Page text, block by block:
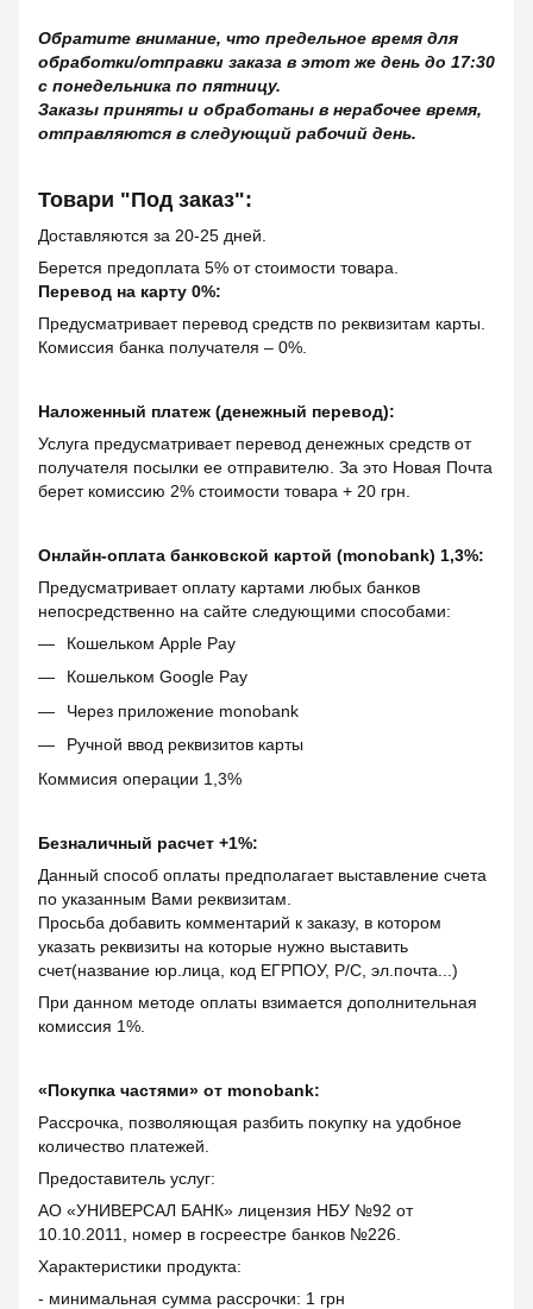
Обратите внимание, что предельное время для
обработки/отправки заказа в этот же день до 17:30
с понедельника по пятницу.
Заказы приняты и обработаны в нерабочее время,
отправляются в следующий рабочий день.
Товари "Под заказ":
Доставляются за 20-25 дней.
Берется предоплата 5% от стоимости товара.
Перевод на карту 0%:
Предусматривает перевод средств по реквизитам карты.
Комиссия банка получателя – 0%.
Наложенный платеж (денежный перевод):
Услуга предусматривает перевод денежных средств от
получателя посылки ее отправителю. За это Новая Почта
берет комиссию 2% стоимости товара + 20 грн.
Онлайн-оплата банковской картой (monobank) 1,3%:
Предусматривает оплату картами любых банков
непосредственно на сайте следующими способами:
Кошельком Apple Pay
Кошельком Google Pay
Через приложение monobank
Ручной ввод реквизитов карты
Коммисия операции 1,3%
Безналичный расчет +1%:
Данный способ оплаты предполагает выставление счета
по указанным Вами реквизитам.
Просьба добавить комментарий к заказу, в котором
указать реквизиты на которые нужно выставить
счет(название юр.лица, код ЕГРПОУ, Р/С, эл.почта...)
При данном методе оплаты взимается дополнительная
комиссия 1%.
«Покупка частями» от monobank:
Рассрочка, позволяющая разбить покупку на удобное
количество платежей.
Предоставитель услуг:
АО «УНИВЕРСАЛ БАНК» лицензия НБУ №92 от
10.10.2011, номер в госреестре банков №226.
Характеристики продукта:
- минимальная сумма рассрочки: 1 грн